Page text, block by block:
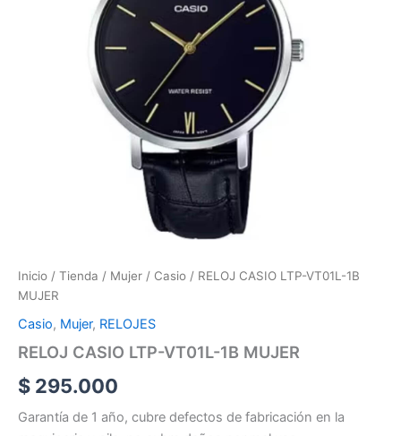
Inicio / Tienda / Mujer / Casio / RELOJ CASIO LTP-VT01L-1B
MUJER
Casio, Mujer, RELOJES
RELOJ CASIO LTP-VT01L-1B MUJER
$ 295.000
Garantía de 1 año, cubre defectos de fabricación en la